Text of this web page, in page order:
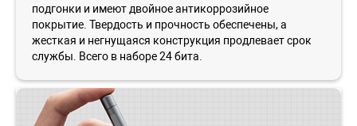
подгонки и имеют двойное антикоррозийное
покрытие. Твердость и прочность обеспечены, а
жесткая и негнущаяся конструкция продлевает срок
службы. Всего в наборе 24 бита.